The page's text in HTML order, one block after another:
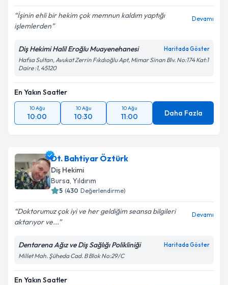
İşinin ehli bir hekim çok memnun kaldım yaptığı
işlemlerden
Devamı
Diş Hekimi Halil Eroğlu Muayenehanesi Haritada Göster
Hafsa Sultan, Avukat Zerrin Fıkdıoğlu Apt, Mimar Sinan Blv. No:174 Kat:1
Daire :1, 45120
En Yakın Saatler
10 Ağu
10:00
10 Ağu
10:30
10 Ağu
11:00 Daha Fazla
Dt. Bahtiyar Öztürk
Diş Hekimi
Bursa, Yıldırım
5 (430 Değerlendirme)
Doktorumuz çok iyi ve her geldiğim seansa bilgileri
aktarıyor ve...
Devamı
Dentarena Ağız ve Diş Sağlığı Polikliniği Haritada Göster
Millet Mah. Şüheda Cad. B Blok No:29/C
En Yakın Saatler